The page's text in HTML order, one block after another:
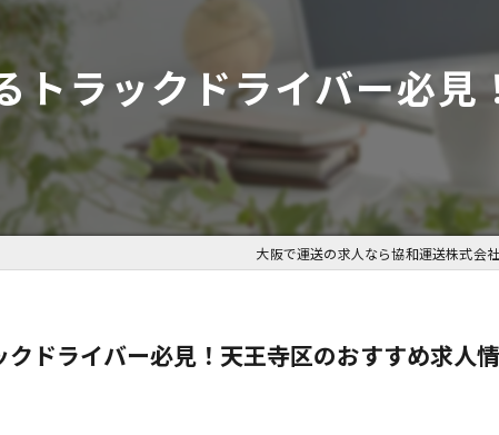
トラックドライバー必
大阪で運送の求人なら協和運送株式会社
ドライバー必見！天王寺区のおすすめ求人